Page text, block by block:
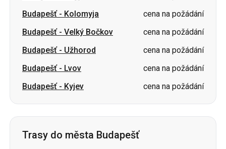
Budapešť-Lvov
cena na požádání
Budapešť-Kyjev cena na požádání
Trasy do města Budapešť
Mukačevo-Budapešť
cena na požádání
Charkov-Budapešť